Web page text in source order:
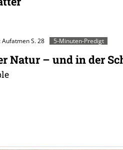
Aufatmen S. 28 5-Minuten-Predigt
Natur – und in der